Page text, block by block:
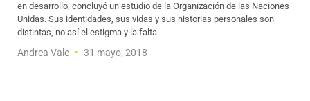
en desarrollo, concluyó un estudio de la Organización de las Naciones
Unidas. Sus identidades, sus vidas y sus historias personales son
distintas, no así el estigma y la falta
Andrea Vale 31 mayo, 2018